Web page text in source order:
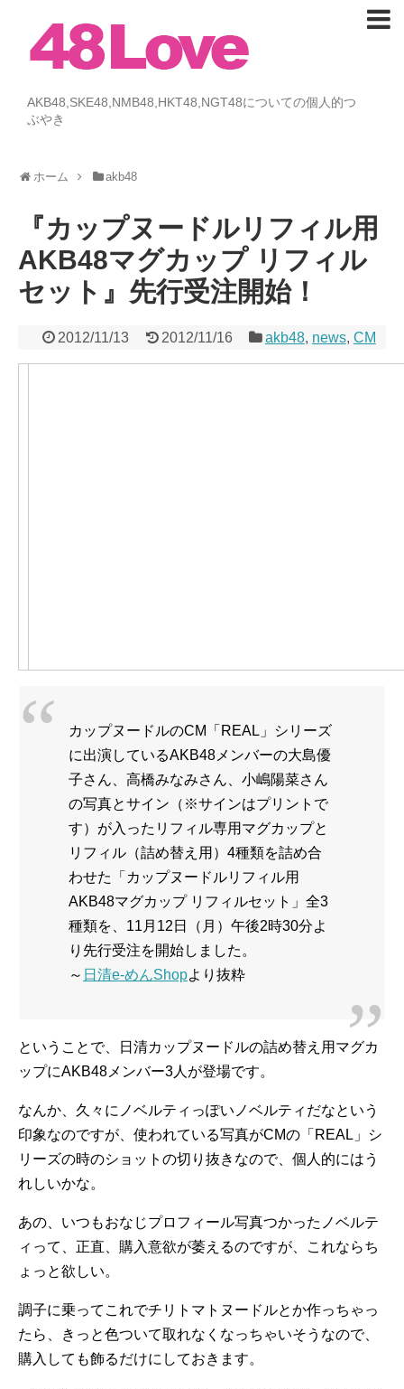
AKB48,SKE48,NMB48,HKT48,NGT48についての個人的つ
ぶやき
ホーム akb48
『カップヌードルリフィル用
AKB48マグカップ リフィル
セット』先行受注開始！
2012/11/13 2012/11/16 akb48, news, CM
カップヌードルのCM「REAL」シリーズ
に出演しているAKB48メンバーの大島優
子さん、高橋みなみさん、小嶋陽菜さん
の写真とサイン（※サインはプリントで
す）が入ったリフィル専用マグカップと
リフィル（詰め替え用）4種類を詰め合
わせた「カップヌードルリフィル用
AKB48マグカップ リフィルセット」全3
種類を、11月12日（月）午後2時30分よ
り先行受注を開始しました。
～ 日清e-めんShopより抜粋
ということで、日清カップヌードルの詰め替え用マグカ
ップにAKB48メンバー3人が登場です。
なんか、久々にノベルティっぽいノベルティだなという
印象なのですが、使われている写真がCMの「REAL」シ
リーズの時のショットの切り抜きなので、個人的にはう
れしいかな。
あの、いつもおなじプロフィール写真つかったノベルテ
ィって、正直、購入意欲が萎えるのですが、これならち
ょっと欲しい。
調子に乗ってこれでチリトマトヌードルとか作っちゃっ
たら、きっと色ついて取れなくなっちゃいそうなので、
購入しても飾るだけにしておきます。